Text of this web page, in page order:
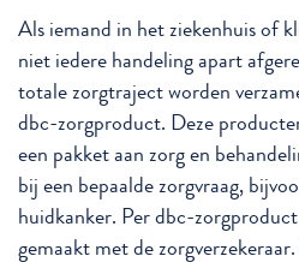
Als iemand in het ziekenhuis of
niet iedere handeling apart
totale zorgtraject worden
dbc-zorgproduct. Deze
een pakket aan zorg en
bij een bepaalde zorgvraag,
huidkanker. Per dbc-
gemaakt met de